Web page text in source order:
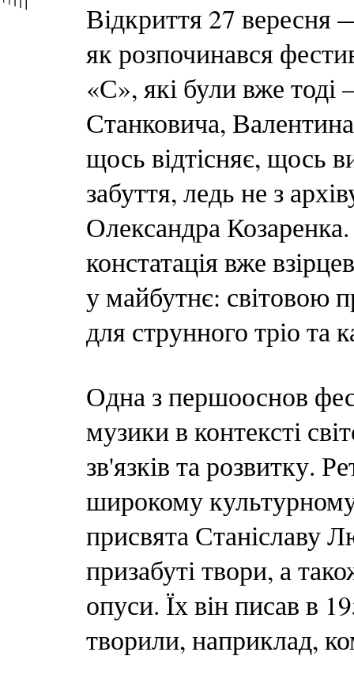
Відкриття 27 вересня
як розпочинався
«С», які були вже
Станковича,
щось відтісняє, щось
забуття, ледь не з
Олександра
констатація вже
у майбутнє: світовою
для струнного тріо
Одна з першооснов
музики в контексті
зв'язків та розвитку.
широкому
присвята Станіславу
призабуті твори, а
опуси. Їх він писав в
творили, наприклад,